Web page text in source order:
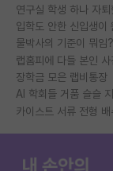
연구실 학생 하나 자퇴
입학도 안한 신입생이
물박사의 기준이 뭐임?
랩홈피에 다들 본인
장학금 모은 랩비통장
AI 학회들 거품 슬슬
카이스트 서류 전형 배